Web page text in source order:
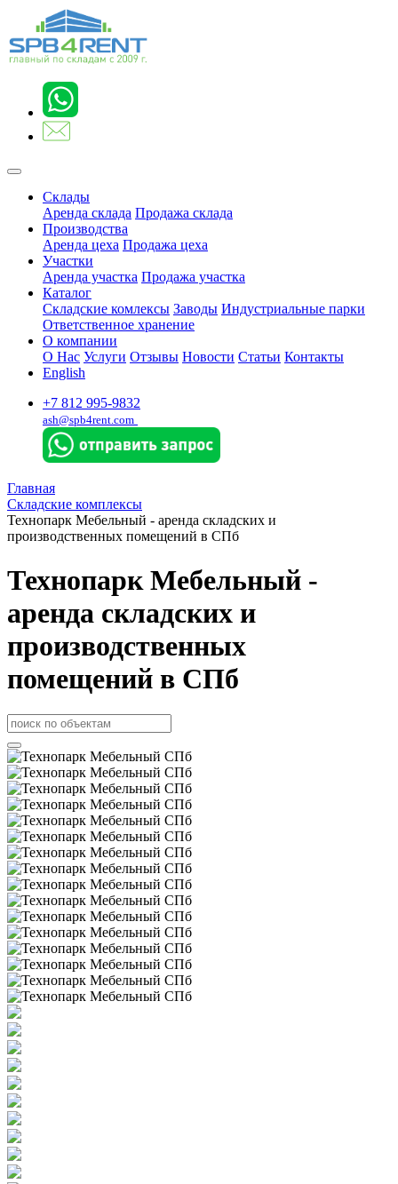
Склады
Аренда склада Продажа склада
Производства
Аренда цеха Продажа цеха
Участки
Аренда участка Продажа участка
Каталог
Складские комлексы Заводы Индустриальные парки
Ответственное хранение
О компании
О Нас Услуги Отзывы Новости Статьи Контакты
English
+7 812 995-9832
ash@spb4rent.com
Главная
Складские комплексы
Технопарк Мебельный - аренда складских и
производственных помещений в СПб
Технопарк Мебельный -
аренда складских и
производственных
помещений в СПб